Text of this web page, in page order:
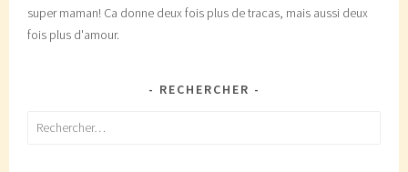
super maman! Ca donne deux fois plus de tracas, mais aussi deux
fois plus d'amour.
RECHERCHER
Rechercher :